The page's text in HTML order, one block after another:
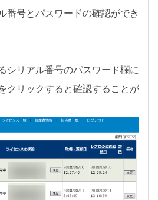
番号とパスワードの確認ができ
シリアル番号のパスワード欄に
クリックすると確認することが